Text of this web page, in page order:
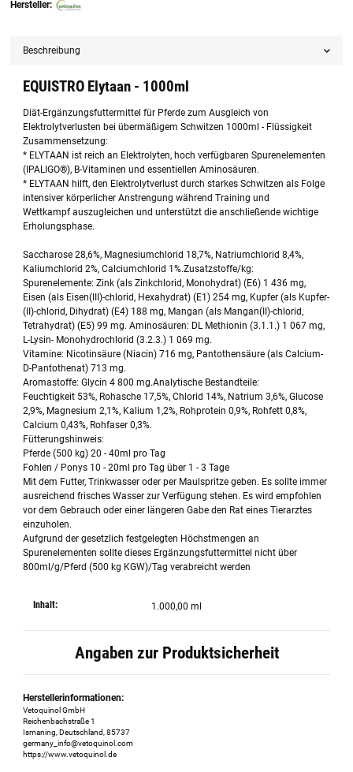
Hersteller:
Beschreibung
EQUISTRO Elytaan - 1000ml
Diät-Ergänzungsfuttermittel für Pferde zum Ausgleich von
Elektrolytverlusten bei übermäßigem Schwitzen 1000ml - Flüssigkeit
Zusammensetzung:
* ELYTAAN ist reich an Elektrolyten, hoch verfügbaren Spurenelementen
(IPALIGO®), B-Vitaminen und essentiellen Aminosäuren.
* ELYTAAN hilft, den Elektrolytverlust durch starkes Schwitzen als Folge
intensiver körperlicher Anstrengung während Training und
Wettkampf auszugleichen und unterstützt die anschließende wichtige
Erholungsphase.
Saccharose 28,6%, Magnesiumchlorid 18,7%, Natriumchlorid 8,4%,
Kaliumchlorid 2%, Calciumchlorid 1%.Zusatzstoffe/kg:
Spurenelemente: Zink (als Zinkchlorid, Monohydrat) (E6) 1 436 mg,
Eisen (als Eisen(III)-chlorid, Hexahydrat) (E1) 254 mg, Kupfer (als Kupfer-
(II)-chlorid, Dihydrat) (E4) 188 mg, Mangan (als Mangan(II)-chlorid,
Tetrahydrat) (E5) 99 mg. Aminosäuren: DL Methionin (3.1.1.) 1 067 mg,
L-Lysin- Monohydrochlorid (3.2.3.) 1 069 mg.
Vitamine: Nicotinsäure (Niacin) 716 mg, Pantothensäure (als Calcium-
D-Pantothenat) 713 mg.
Aromastoffe: Glycin 4 800 mg.Analytische Bestandteile:
Feuchtigkeit 53%, Rohasche 17,5%, Chlorid 14%, Natrium 3,6%, Glucose
2,9%, Magnesium 2,1%, Kalium 1,2%, Rohprotein 0,9%, Rohfett 0,8%,
Calcium 0,43%, Rohfaser 0,3%.
Fütterungshinweis:
Pferde (500 kg) 20 - 40ml pro Tag
Fohlen / Ponys 10 - 20ml pro Tag über 1 - 3 Tage
Mit dem Futter, Trinkwasser oder per Maulspritze geben. Es sollte immer
ausreichend frisches Wasser zur Verfügung stehen. Es wird empfohlen
vor dem Gebrauch oder einer längeren Gabe den Rat eines Tierarztes
einzuholen.
Aufgrund der gesetzlich festgelegten Höchstmengen an
Spurenelementen sollte dieses Ergänzungsfuttermittel nicht über
800ml/g/Pferd (500 kg KGW)/Tag verabreicht werden
Inhalt: 1.000,00 ml
Angaben zur Produktsicherheit
Herstellerinformationen:
Vetoquinol GmbH
Reichenbachstraße 1
Ismaning, Deutschland, 85737
germany_info@vetoquinol.com
https://www.vetoquinol.de